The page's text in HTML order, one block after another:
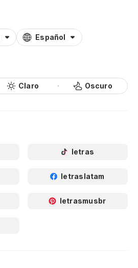
Español
Claro Oscuro
letras
letraslatam
letrasmusbr